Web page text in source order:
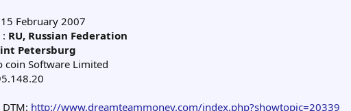
February 2007
RU, Russian Federation
Petersburg
coin Software Limited
http://www.dreamteammoney.com/index.php?showtopic=20339